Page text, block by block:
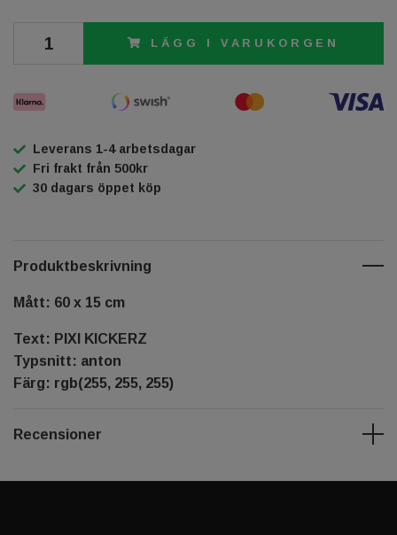
LÄGG I VARUKORGEN
Leverans 1-4 arbetsdagar
Fri frakt från 500kr
30 dagars öppet köp
Produktbeskrivning
Mått: 60 x 15 cm
Text: PIXI KICKERZ
Typsnitt: anton
Färg: rgb(255, 255, 255)
Recensioner